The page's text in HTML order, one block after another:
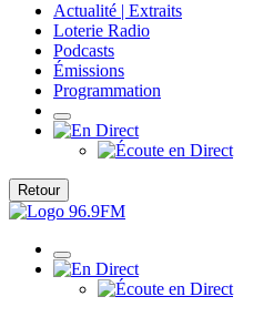
Actualité | Extraits
Loterie Radio
Podcasts
Émissions
Programmation
Retour